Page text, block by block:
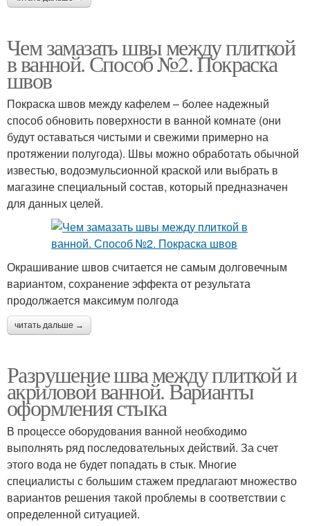
Чем замазать швы между плиткой
в ванной. Способ №2. Покраска
швов
Покраска швов между кафелем – более надежный
способ обновить поверхности в ванной комнате (они
будут оставаться чистыми и свежими примерно на
протяжении полугода). Швы можно обработать обычной
известью, водоэмульсионной краской или выбрать в
магазине специальный состав, который предназначен
для данных целей.
Окрашивание швов считается не самым долговечным
вариантом, сохранение эффекта от результата
продолжается максимум полгода
читать дальше →
Разрушение шва между плиткой и
акриловой ванной. Варианты
оформления стыка
В процессе оборудования ванной необходимо
выполнять ряд последовательных действий. За счет
этого вода не будет попадать в стык. Многие
специалисты с большим стажем предлагают множество
вариантов решения такой проблемы в соответствии с
определенной ситуацией.